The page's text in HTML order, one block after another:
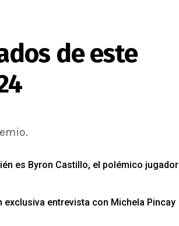
de este
es Byron Castillo, el polémico jugador
entrevista con Michela Pincay